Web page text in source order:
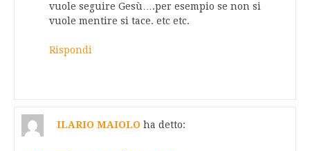
vuole seguire Gesù….per esempio se non si
vuole mentire si tace. etc etc.
Rispondi
ILARIO MAIOLO ha detto: